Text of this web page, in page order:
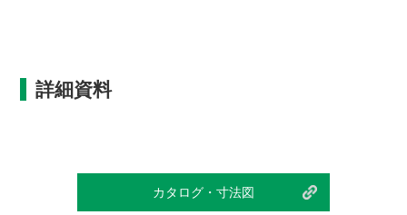
詳細資料
カタログ・寸法図